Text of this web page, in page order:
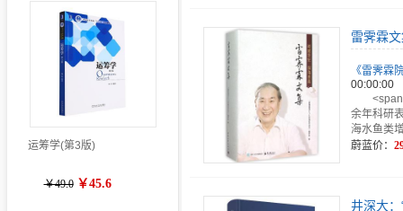
运筹学(第3版)
￥49.0 ￥45.6
雷霁霖
《雷霁霖
00:00:00
余年科研
海水鱼类
蔚蓝价：
井深大：